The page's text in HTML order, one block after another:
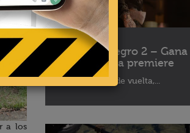
a los
02 - 10 - 2025
Teléfono Negro 2 – Gana
pases para la premiere
El Raptor está de vuelta,...